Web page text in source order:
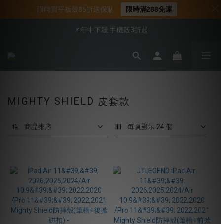
📍新客首購現折$50｜加入會員立即領取
📍新客首購現折$50｜加入會員立即領取
📌年中下殺 手機殼3折起
會員享全館95折優惠
MIGHTY SHIELD 皮套款
商品排序 每頁顯示 24 個
限時買平板殼85折送保貼 限時滿288免運